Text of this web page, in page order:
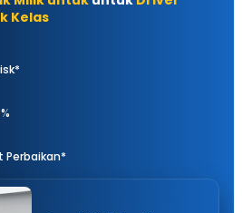
Kelas
Perbaikan*